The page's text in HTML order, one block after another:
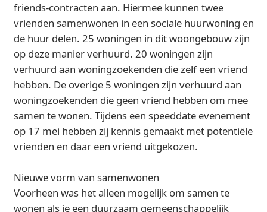
friends-contracten aan. Hiermee kunnen twee
vrienden samenwonen in een sociale huurwoning en
de huur delen. 25 woningen in dit woongebouw zijn
op deze manier verhuurd. 20 woningen zijn
verhuurd aan woningzoekenden die zelf een vriend
hebben. De overige 5 woningen zijn verhuurd aan
woningzoekenden die geen vriend hebben om mee
samen te wonen. Tijdens een speeddate evenement
op 17 mei hebben zij kennis gemaakt met potentiële
vrienden en daar een vriend uitgekozen.
Nieuwe vorm van samenwonen
Voorheen was het alleen mogelijk om samen te
wonen als je een duurzaam gemeenschappelijk